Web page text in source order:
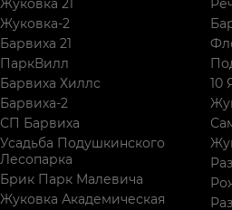
Жуковка-2
Барвиха 21
ПаркВилл
Барвиха Хиллс
Барвиха-2
СП Барвиха
Усадьба Подушкинского
Лесопарка
Брик Парк Малевича
Жуковка Академическая
10